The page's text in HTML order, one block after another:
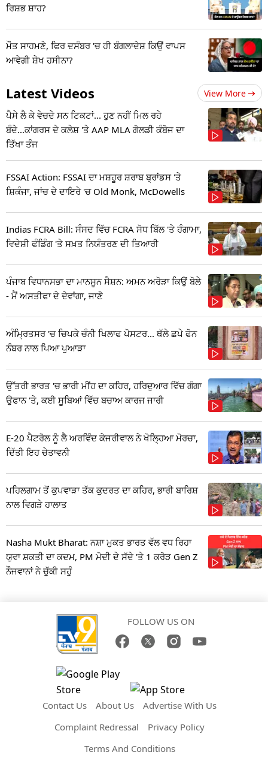
ਰਿਸ਼ਭ ਸ਼ਾਹ?
ਮੌਤ ਸਾਹਮਣੇ, ਫਿਰ ਦਸੰਬਰ 'ਚ ਹੀ ਬੰਗਲਾਦੇਸ਼ ਕਿਉਂ ਵਾਪਸ
ਆਵੇਗੀ ਸ਼ੇਖ ਹਸੀਨਾ?
Latest Videos View More
ਪੈਸੇ ਲੈ ਕੇ ਵੇਚਦੇ ਸਨ ਟਿਕਟਾਂ... ਹੁਣ ਨਹੀਂ ਮਿਲ ਰਹੇ
ਬੰਦੇ...ਕਾਂਗਰਸ ਦੇ ਕਲੇਸ਼ 'ਤੇ AAP MLA ਗੋਲਡੀ ਕੰਬੋਜ ਦਾ
ਤਿੱਖਾ ਤੰਜ
FSSAI Action: FSSAI ਦਾ ਮਸ਼ਹੂਰ ਸ਼ਰਾਬ ਬ੍ਰਾਂਡਸ 'ਤੇ
ਸ਼ਿਕੰਜਾ, ਜਾਂਚ ਦੇ ਦਾਇਰੇ 'ਚ Old Monk, McDowells
Indias FCRA Bill: ਸੰਸਦ ਵਿੱਚ FCRA ਸੋਧ ਬਿੱਲ 'ਤੇ ਹੰਗਾਮਾ,
ਵਿਦੇਸ਼ੀ ਫੰਡਿੰਗ 'ਤੇ ਸਖ਼ਤ ਨਿਯੰਤਰਣ ਦੀ ਤਿਆਰੀ
ਪੰਜਾਬ ਵਿਧਾਨਸਭਾ ਦਾ ਮਾਨਸੂਨ ਸੈਸ਼ਨ: ਅਮਨ ਅਰੋੜਾ ਕਿਉਂ ਬੋਲੇ
- ਮੈਂ ਅਸਤੀਫਾ ਦੇ ਦੇਵਾਂਗਾ, ਜਾਣੋ
ਅੰਮ੍ਰਿਤਸਰ 'ਚ ਚਿਪਕੇ ਚੰਨੀ ਖਿਲਾਫ ਪੋਸਟਰ... ਥੱਲੇ ਛਪੇ ਫੋਨ
ਨੰਬਰ ਨਾਲ ਪਿਆ ਪੁਆੜਾ
ਉੱਤਰੀ ਭਾਰਤ 'ਚ ਭਾਰੀ ਮੀਂਹ ਦਾ ਕਹਿਰ, ਹਰਿਦੁਆਰ ਵਿੱਚ ਗੰਗਾ
ਉਫਾਨ 'ਤੇ, ਕਈ ਸੂਬਿਆਂ ਵਿੱਚ ਬਚਾਅ ਕਾਰਜ ਜਾਰੀ
E-20 ਪੈਟਰੋਲ ਨੂੰ ਲੈ ਅਰਵਿੰਦ ਕੇਜਰੀਵਾਲ ਨੇ ਖੋਲ੍ਹਿਆ ਮੋਰਚਾ,
ਦਿੱਤੀ ਇਹ ਚੇਤਾਵਨੀ
ਪਹਿਲਗਾਮ ਤੋਂ ਕੁਪਵਾੜਾ ਤੱਕ ਕੁਦਰਤ ਦਾ ਕਹਿਰ, ਭਾਰੀ ਬਾਰਿਸ਼
ਨਾਲ ਵਿਗੜੇ ਹਾਲਾਤ
Nasha Mukt Bharat: ਨਸ਼ਾ ਮੁਕਤ ਭਾਰਤ ਵੱਲ ਵਧ ਰਿਹਾ
ਯੁਵਾ ਸ਼ਕਤੀ ਦਾ ਕਦਮ, PM ਮੋਦੀ ਦੇ ਸੱਦੇ 'ਤੇ 1 ਕਰੋੜ Gen Z
ਨੌਜਵਾਨਾਂ ਨੇ ਚੁੱਕੀ ਸਹੁੰ
FOLLOW US ON
Contact Us About Us
Advertise With Us
Complaint Redressal
Privacy Policy
Terms And Conditions